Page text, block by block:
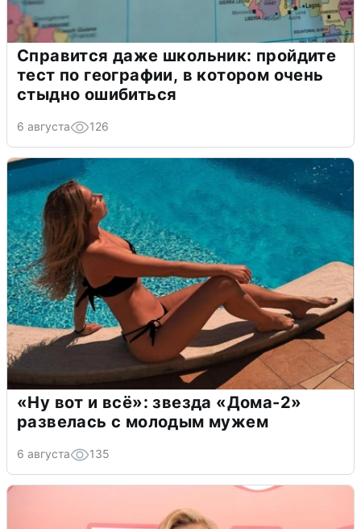
Справится даже школьник: пройдите
тест по географии, в котором очень
стыдно ошибиться
6 августа 126
«Ну вот и всё»: звезда «Дома-2»
развелась с молодым мужем
6 августа 135